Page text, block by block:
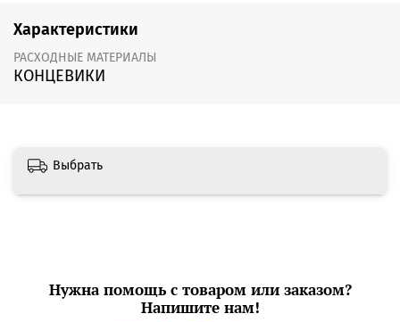
Характеристики
РАСХОДНЫЕ МАТЕРИАЛЫ
КОНЦЕВИКИ
Выбрать
Нужна помощь с товаром или заказом?
Напишите нам!